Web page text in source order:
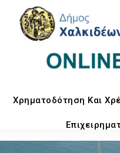
Χρηματοδότηση Και